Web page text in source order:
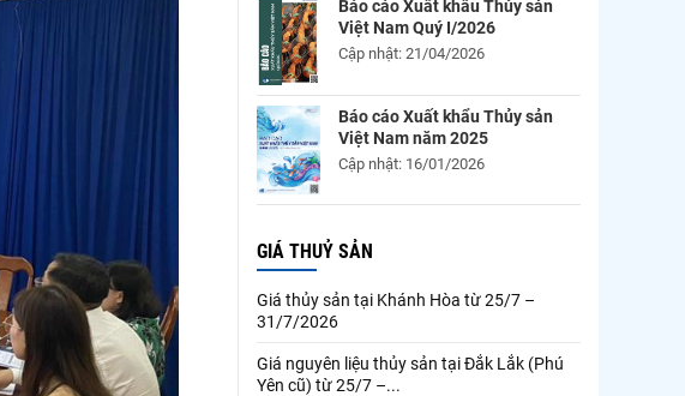
Báo cáo Xuất khẩu Thủy sản
Việt Nam Quý I/2026
Cập nhật: 21/04/2026
Báo cáo Xuất khẩu Thủy sản
Việt Nam năm 2025
Cập nhật: 16/01/2026
GIÁ THUỶ SẢN
Giá thủy sản tại Khánh Hòa từ 25/7 –
31/7/2026
Giá nguyên liệu thủy sản tại Đắk Lắk (Phú
Yên cũ) từ 25/7 –...